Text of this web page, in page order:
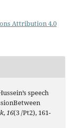
Attribution 4.0
speech
,16(3 /Pt2), 161-